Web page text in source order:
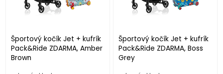
Športový kočík Jet + kufrík
Pack&Ride ZDARMA, Amber
Brown
Športový kočík Jet + kufrík
Pack&Ride ZDARMA, Boss
Grey